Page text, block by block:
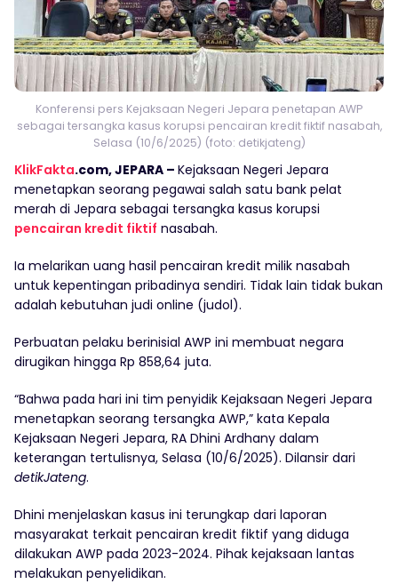
Konferensi pers Kejaksaan Negeri Jepara penetapan AWP
sebagai tersangka kasus korupsi pencairan kredit fiktif nasabah,
Selasa (10/6/2025) (foto: detikjateng)
KlikFakta.com, JEPARA – Kejaksaan Negeri Jepara
menetapkan seorang pegawai salah satu bank pelat
merah di Jepara sebagai tersangka kasus korupsi
pencairan kredit fiktif nasabah.
Ia melarikan uang hasil pencairan kredit milik nasabah
untuk kepentingan pribadinya sendiri. Tidak lain tidak bukan
adalah kebutuhan judi online (judol).
Perbuatan pelaku berinisial AWP ini membuat negara
dirugikan hingga Rp 858,64 juta.
“Bahwa pada hari ini tim penyidik Kejaksaan Negeri Jepara
menetapkan seorang tersangka AWP,” kata Kepala
Kejaksaan Negeri Jepara, RA Dhini Ardhany dalam
keterangan tertulisnya, Selasa (10/6/2025). Dilansir dari
detikJateng.
Dhini menjelaskan kasus ini terungkap dari laporan
masyarakat terkait pencairan kredit fiktif yang diduga
dilakukan AWP pada 2023-2024. Pihak kejaksaan lantas
melakukan penyelidikan.